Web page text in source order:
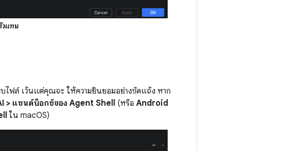
วแทน
ไฟล์ เว้นแต่คุณจะ ให้ความยินยอมอย่างชัดแจ้ง หาก
> แซนด์บ็อกซ์ของ Agent Shell (หรือ Android
ใน macOS)